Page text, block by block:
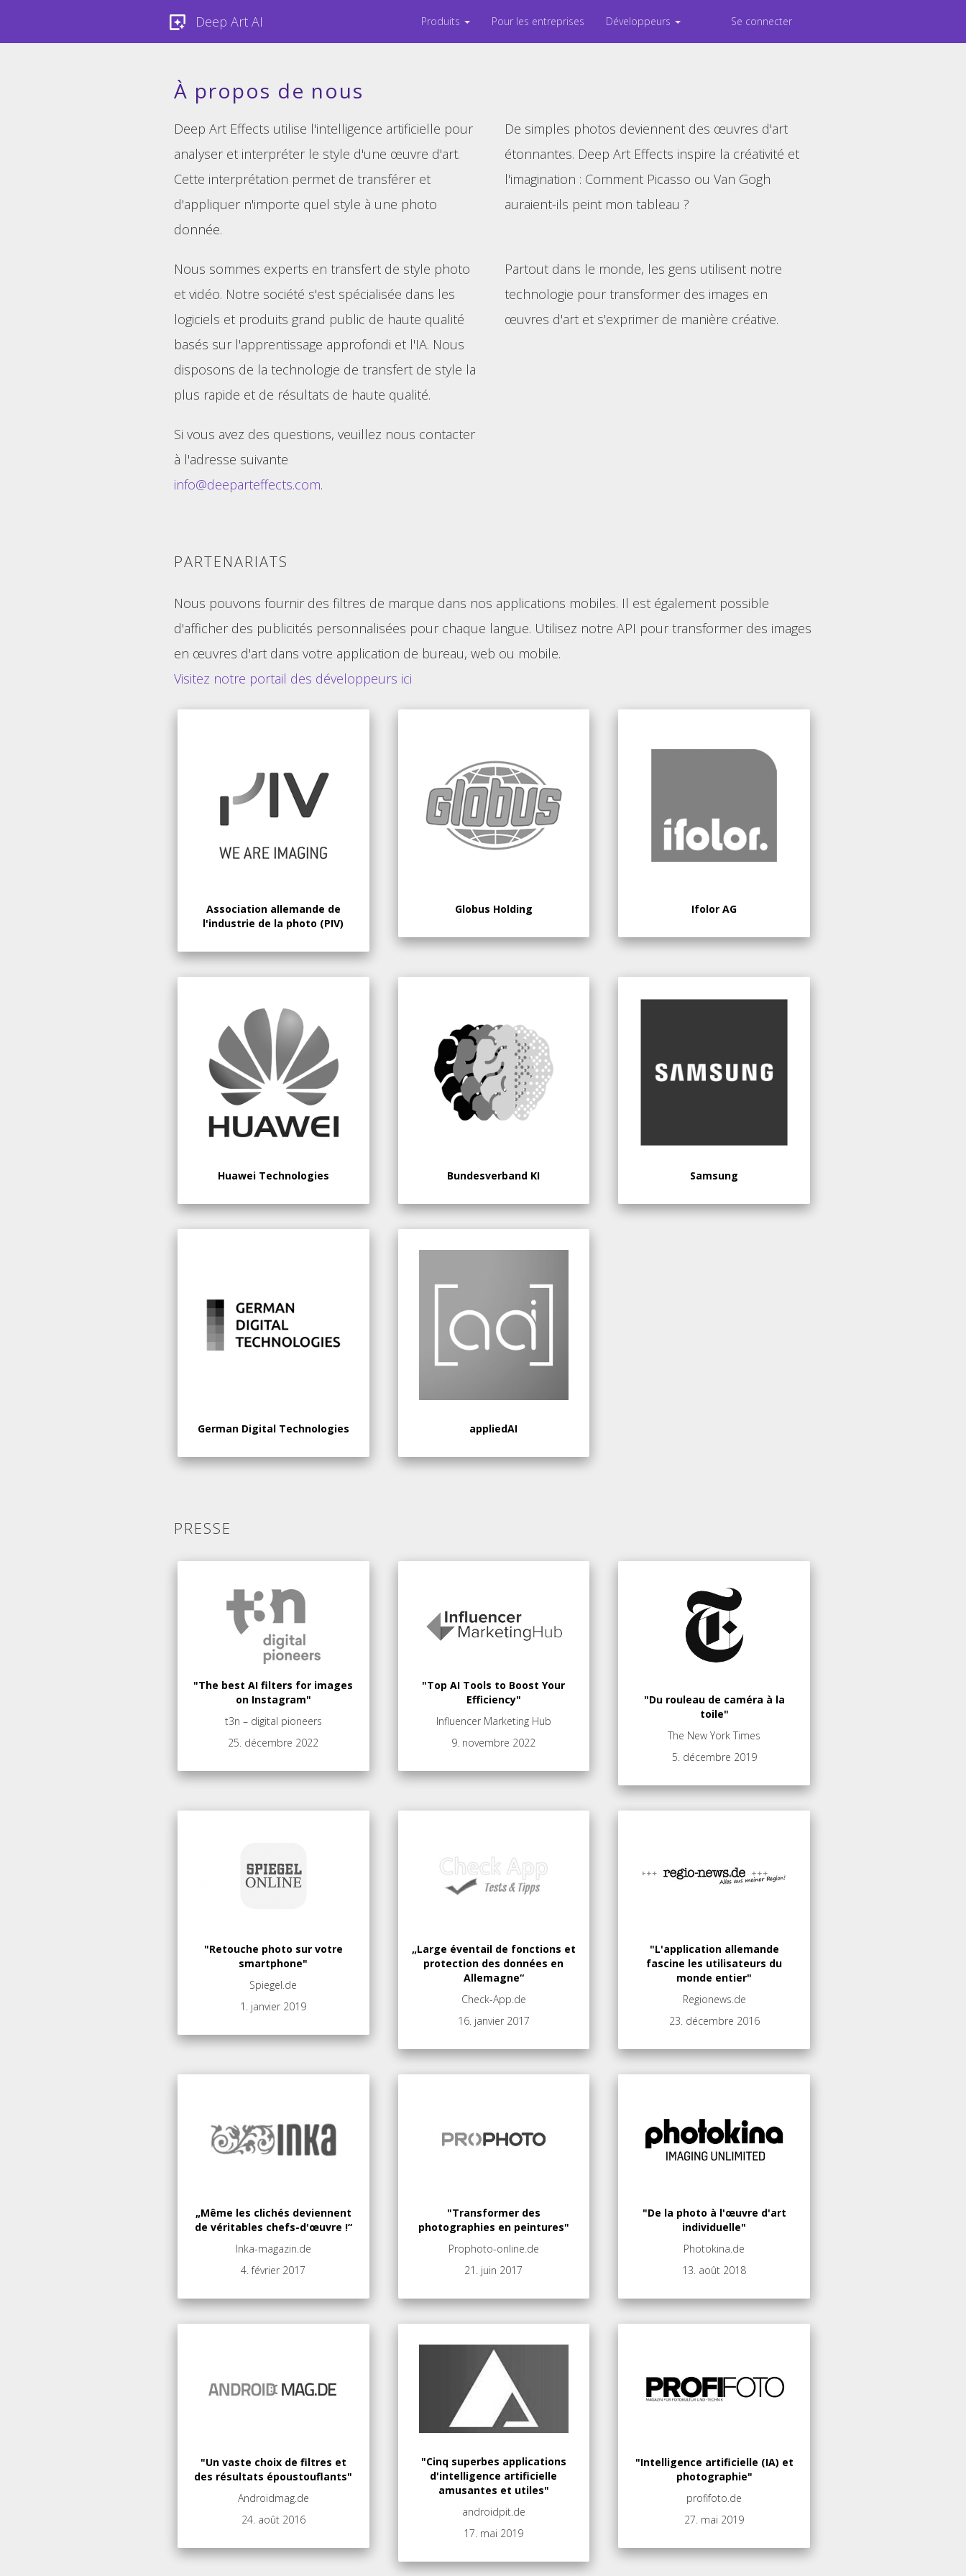
Deep Art AI Produits Pour les entreprises Développeurs Se connecter
À propos de nous
Deep Art Effects utilise l'intelligence artificielle pour
analyser et interpréter le style d'une œuvre d'art.
Cette interprétation permet de transférer et
d'appliquer n'importe quel style à une photo
donnée.
De simples photos deviennent des œuvres d'art
étonnantes. Deep Art Effects inspire la créativité et
l'imagination : Comment Picasso ou Van Gogh
auraient-ils peint mon tableau ?
Nous sommes experts en transfert de style photo
et vidéo. Notre société s'est spécialisée dans les
logiciels et produits grand public de haute qualité
basés sur l'apprentissage approfondi et l'IA. Nous
disposons de la technologie de transfert de style la
plus rapide et de résultats de haute qualité.
Partout dans le monde, les gens utilisent notre
technologie pour transformer des images en
œuvres d'art et s'exprimer de manière créative.
Si vous avez des questions, veuillez nous contacter
à l'adresse suivante
info@deeparteffects.com.
PARTENARIATS
Nous pouvons fournir des filtres de marque dans nos applications mobiles. Il est également possible
d'afficher des publicités personnalisées pour chaque langue. Utilisez notre API pour transformer des images
en œuvres d'art dans votre application de bureau, web ou mobile.
Visitez notre portail des développeurs ici
Association allemande de
l'industrie de la photo (PIV)
Globus Holding Ifolor AG
Huawei Technologies Bundesverband KI Samsung
German Digital Technologies appliedAI
PRESSE
"The best AI filters for images
on Instagram"
t3n – digital pioneers
25. décembre 2022
"Top AI Tools to Boost Your
Efficiency"
Influencer Marketing Hub
9. novembre 2022
"Du rouleau de caméra à la
toile"
The New York Times
5. décembre 2019
"Retouche photo sur votre
smartphone"
Spiegel.de
1. janvier 2019
„Large éventail de fonctions et
protection des données en
Allemagne“
Check-App.de
16. janvier 2017
"L'application allemande
fascine les utilisateurs du
monde entier"
Regionews.de
23. décembre 2016
„Même les clichés deviennent
de véritables chefs-d'œuvre !“
Inka-magazin.de
4. février 2017
"Transformer des
photographies en peintures"
Prophoto-online.de
21. juin 2017
"De la photo à l'œuvre d'art
individuelle"
Photokina.de
13. août 2018
"Un vaste choix de filtres et
des résultats époustouflants"
Androidmag.de
24. août 2016
"Cinq superbes applications
d'intelligence artificielle
amusantes et utiles"
androidpit.de
17. mai 2019
"Intelligence artificielle (IA) et
photographie"
profifoto.de
27. mai 2019